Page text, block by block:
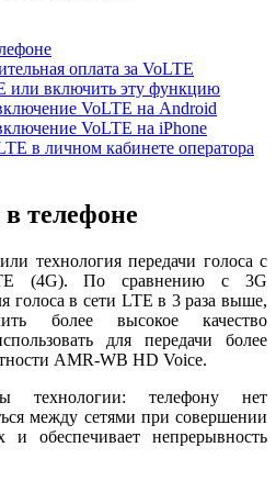
оплата за VoLTE
или включить эту функцию
VoLTE на Android
VoLTE на iPhone
в личном кабинете оператора
телефоне
технология передачи голоса с
(4G). По сравнению с 3G
голоса в сети LTE в 3 раза выше,
более высокое качество
для передачи более
AMR-WB HD Voice.
телефону нет
между сетями при совершении
и обеспечивает непрерывность